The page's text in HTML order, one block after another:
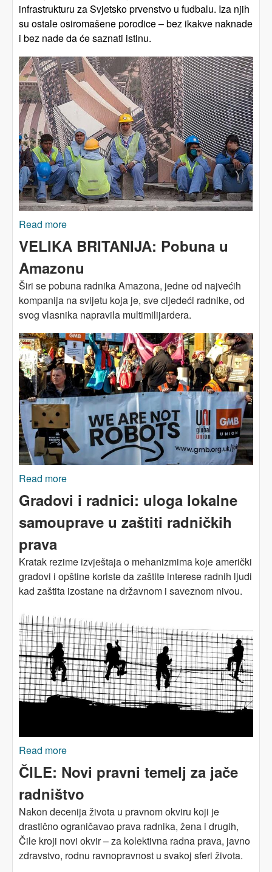
infrastrukturu za Svjetsko prvenstvo u fudbalu. Iza njih
su ostale osiromašene porodice – bez ikakve naknade
i bez nade da će saznati istinu.
Read more
ostavljene bez pravedne naknade
VELIKA BRITANIJA: Pobuna u
Amazonu
Širi se pobuna radnika Amazona, jedne od najvećih
kompanija na svijetu koja je, sve cijedeći radnike, od
svog vlasnika napravila multimilijardera.
Read more
Gradovi i radnici: uloga lokalne
samouprave u zaštiti radničkih
prava
Kratak rezime izvještaja o mehanizmima koje američki
gradovi i opštine koriste da zaštite interese radnih ljudi
kad zaštita izostane na državnom i saveznom nivou.
Read more
samouprave u zaštiti radničkih prava
ČILE: Novi pravni temelj za jače
radništvo
Nakon decenija života u pravnom okviru koji je
drastično ograničavao prava radnika, žena i drugih,
Čile kroji novi okvir – za kolektivna radna prava, javno
zdravstvo, rodnu ravnopravnost u svakoj sferi života.